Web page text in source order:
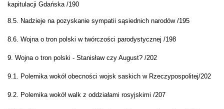
kapitulacji Gdańska /190
8.5. Nadzieje na pozyskanie sympatii sąsiednich narodów /195
8.6. Wojna o tron polski w twórczości parodystycznej /198
9. Wojna o tron polski - Stanisław czy August? /202
9.1. Polemika wokół obecności wojsk saskich w Rzeczypospolitej/202
9.2. Polemika wokół walk z oddziałami rosyjskimi /207